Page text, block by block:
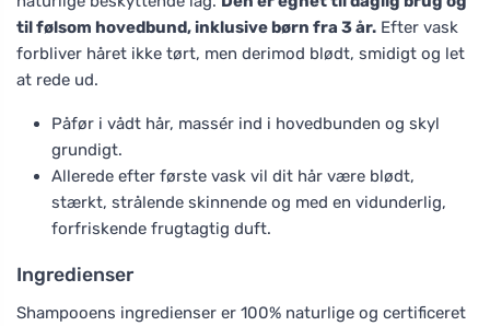
til følsom hovedbund, inklusive børn fra 3 år. Efter vask
forbliver håret ikke tørt, men derimod blødt, smidigt og let
at rede ud.
Påfør i vådt hår, massér ind i hovedbunden og skyl
grundigt.
Allerede efter første vask vil dit hår være blødt,
stærkt, strålende skinnende og med en vidunderlig,
forfriskende frugtagtig duft.
Ingredienser
Shampooens ingredienser er 100% naturlige og certificeret